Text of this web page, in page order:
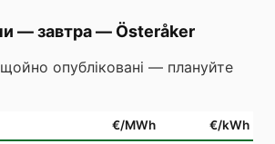
— завтра— Österåker
опубліковані — плануйте
€/MWh €/kWh